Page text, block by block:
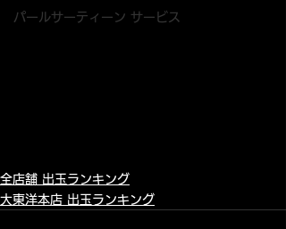
パールサーティーン サービス
全店舗 出玉ランキング
大東洋本店 出玉ランキング